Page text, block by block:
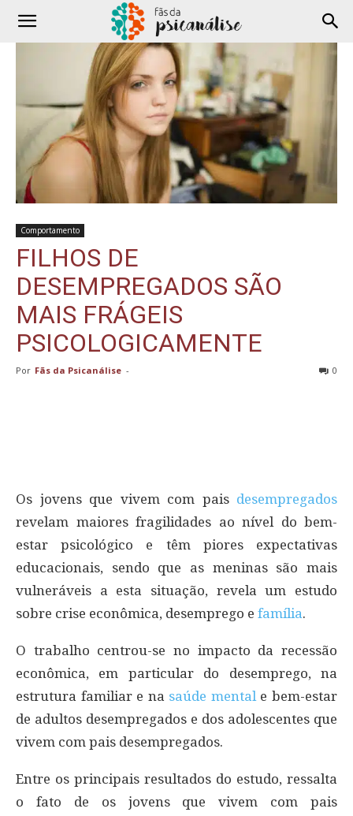
Comportamento
FILHOS DE
DESEMPREGADOS SÃO
MAIS FRÁGEIS
PSICOLOGICAMENTE
Por Fãs da Psicanálise - 0
Os jovens que vivem com pais desempregados
revelam maiores fragilidades ao nível do bem-
estar psicológico e têm piores expectativas
educacionais, sendo que as meninas são mais
vulneráveis a esta situação, revela um estudo
sobre crise econômica, desemprego e família.
O trabalho centrou-se no impacto da recessão
econômica, em particular do desemprego, na
estrutura familiar e na saúde mentale bem-estar
de adultos desempregados e dos adolescentes que
vivem com pais desempregados.
Entre os principais resultados do estudo, ressalta
o fato de os jovens que vivem com pais